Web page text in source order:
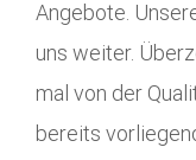
Angebote.
uns weiter.
mal von der
bereits